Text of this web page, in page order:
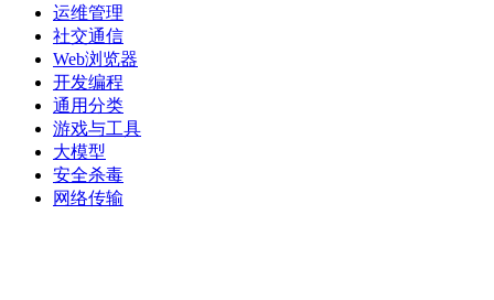
运维管理
社交通信
Web浏览器
开发编程
通用分类
游戏与工具
大模型
安全杀毒
网络传输